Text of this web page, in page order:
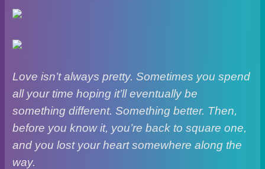
Love isn’t always pretty. Sometimes you spend
all your time hoping it’ll eventually be
something different. Something better. Then,
before you know it, you’re back to square one,
and you lost your heart somewhere along the
way.